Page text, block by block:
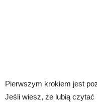
Pierwszym krokiem jest
Jeśli wiesz, że lubią